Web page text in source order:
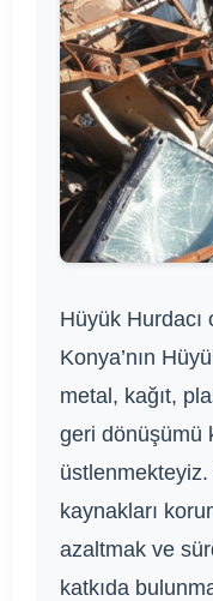
Hüyük Hurdacı
Konya’nın
metal, kağıt,
geri dönüşümü
üstlenmekteyiz.
kaynakları
azaltmak ve
katkıda